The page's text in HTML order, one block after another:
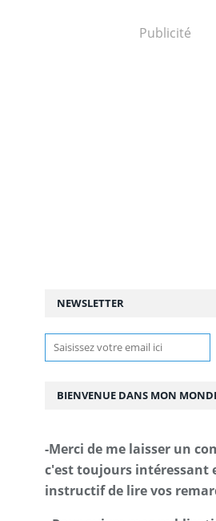
Publicité
NEWSLETTER
BIENVENUE DANS MON
-Merci de me laisser un
c'est toujours intéressant
instructif de lire vos